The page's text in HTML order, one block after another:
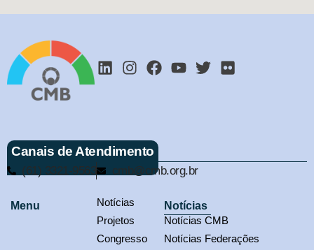
Canais de Atendimento
(61) 3321-9563 cmb@cmb.org.br
Menu
Notícias
Projetos
Congresso
Notícias
Notícias CMB
Notícias Federações